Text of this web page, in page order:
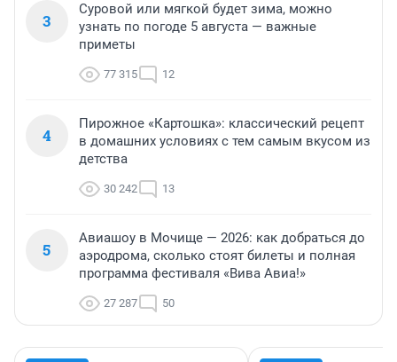
3
Суровой или мягкой будет зима, можно
узнать по погоде 5 августа — важные
приметы
77 315 12
4
Пирожное «Картошка»: классический рецепт
в домашних условиях с тем самым вкусом из
детства
30 242 13
5
Авиашоу в Мочище — 2026: как добраться до
аэродрома, сколько стоят билеты и полная
программа фестиваля «Вива Авиа!»
27 287 50